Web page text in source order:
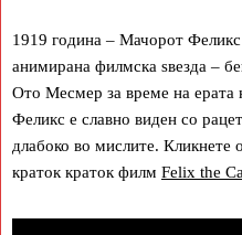
1919 година – Мачорот Феликс
анимирана филмска ѕвезда –
Ото Месмер за време на
Феликс е славно виден со
длабоко во мислите. Кликнете
краток краток филм Felix the